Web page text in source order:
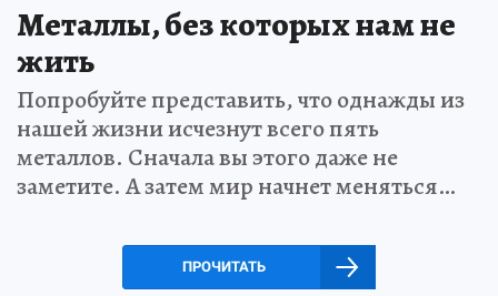
Металлы, без которых нам не
жить
Попробуйте представить, что однажды из
нашей жизни исчезнут всего пять
металлов. Сначала вы этого даже не
заметите. А затем мир начнет меняться…
ПРОЧИТАТЬ